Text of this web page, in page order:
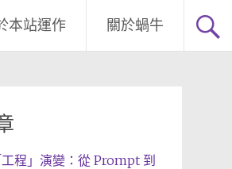
本站運作 關於蝸牛
程」演變：從 Prompt 到